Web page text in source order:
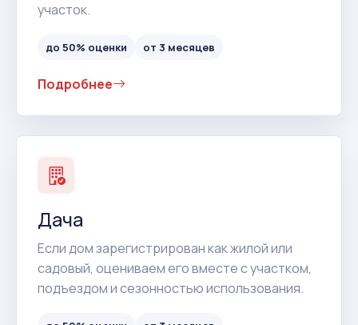
участок.
до 50% оценки от 3 месяцев
Подробнее
Дача
Если дом зарегистрирован как жилой или
садовый, оцениваем его вместе с участком,
подъездом и сезонностью использования.